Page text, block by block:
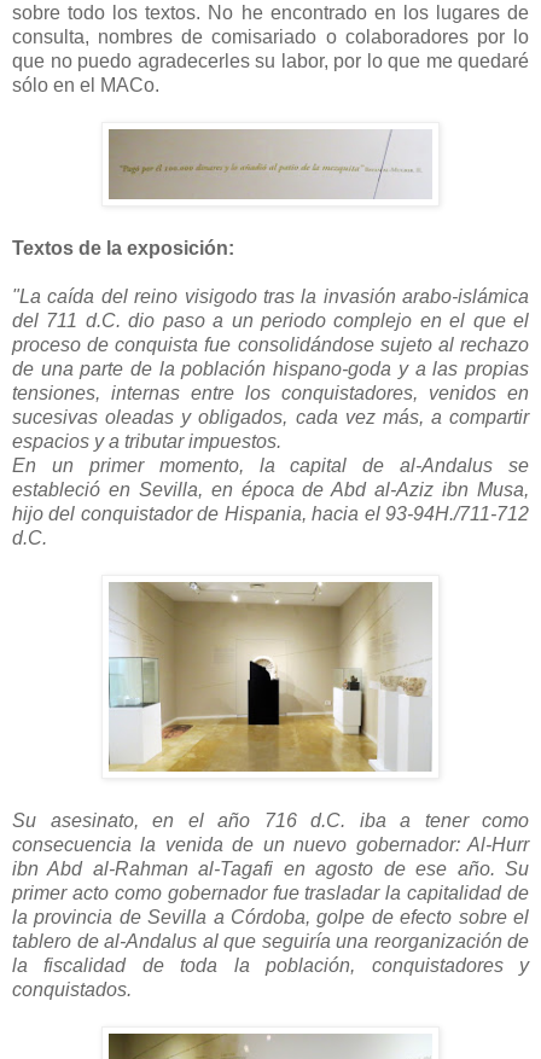
sobre todo los textos. No he encontrado en los lugares de
consulta, nombres de comisariado o colaboradores por lo
que no puedo agradecerles su labor, por lo que me quedaré
sólo en el MACo.
Textos de la exposición:
"La caída del reino visigodo tras la invasión arabo-islámica
del 711 d.C. dio paso a un periodo complejo en el que el
proceso de conquista fue consolidándose sujeto al rechazo
de una parte de la población hispano-goda y a las propias
tensiones, internas entre los conquistadores, venidos en
sucesivas oleadas y obligados, cada vez más, a compartir
espacios y a tributar impuestos.
En un primer momento, la capital de al-Andalus se
estableció en Sevilla, en época de Abd al-Aziz ibn Musa,
hijo del conquistador de Hispania, hacia el 93-94H./711-712
d.C.
Su asesinato, en el año 716 d.C. iba a tener como
consecuencia la venida de un nuevo gobernador: Al-Hurr
ibn Abd al-Rahman al-Tagafi en agosto de ese año. Su
primer acto como gobernador fue trasladar la capitalidad de
la provincia de Sevilla a Córdoba, golpe de efecto sobre el
tablero de al-Andalus al que seguiría una reorganización de
la fiscalidad de toda la población, conquistadores y
conquistados.